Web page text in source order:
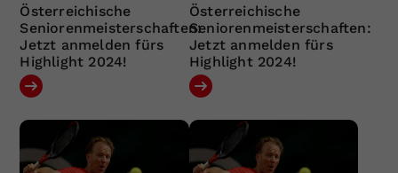
Österreichische
Seniorenmeisterschaften:
Jetzt anmelden fürs
Highlight 2024!
Österreichische
Seniorenmeisterschaften:
Jetzt anmelden fürs
Highlight 2024!